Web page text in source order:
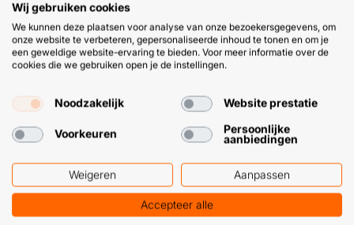
HULP OF ADVIES NODIG?
Klantenservice
+31 (0) 85 303
WhatsApp
EN SNEL
Wij gebruiken cookies
We kunnen deze plaatsen voor analyse van onze bezoekersgegevens, om
onze website te verbeteren, gepersonaliseerde inhoud te tonen en om je
een geweldige website-ervaring te bieden. Voor meer informatie over de
cookies die we gebruiken open je de instellingen.
Noodzakelijk Website prestatie
Voorkeuren
Persoonlijke
aanbiedingen
Weigeren Aanpassen
Accepteer alle